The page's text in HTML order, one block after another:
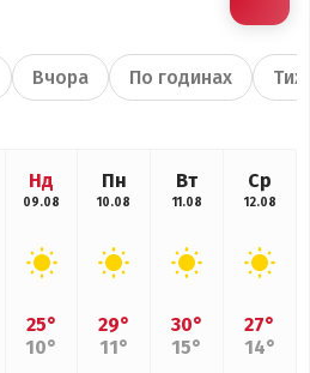
Вчора По годинах
Нд
09.08
25°
10°
Пн
10.08
29°
11°
Вт
11.08
30°
15°
Ср
12.08
27°
14°